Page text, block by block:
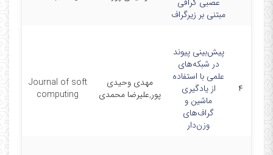
مبتنی بر زیرگراف
۴
پیش‌بینی پیوند
در شبکه‌های
علمی با استفاده
از یادگیری
ماشین و
گراف‌های
وزن‌دار
مهدی وحیدی
پور,علیرضا محمدی
Journal of soft
computing